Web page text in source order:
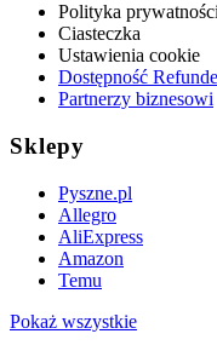
Polityka
Ciasteczka
Ustawienia cookie
Dostępność
Partnerzy biznesowi
Sklepy
Pyszne.pl
Allegro
AliExpress
Amazon
Temu
Pokaż wszystkie